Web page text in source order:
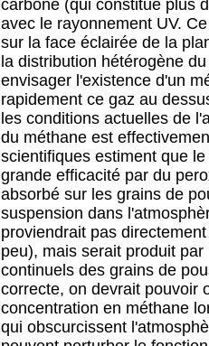
carbone (qui constitue plus
avec le rayonnement UV.
sur la face éclairée de la
la distribution hétérogène
envisager l'existence d'un
rapidement ce gaz au
les conditions actuelles de
du méthane est
scientifiques estiment que
grande efficacité par du
absorbé sur les grains de
suspension dans
proviendrait pas
peu), mais serait produit
continuels des grains de
correcte, on devrait pouvoir
concentration en méthane
qui obscurcissent